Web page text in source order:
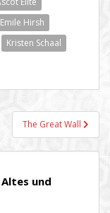
Emile Hirsh
Kristen Schaal
The Great Wall
und